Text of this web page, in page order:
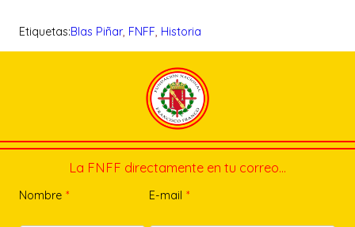
Etiquetas:Blas Piñar, FNFF, Historia
La FNFF directamente en tu correo…
Nombre * E-mail *